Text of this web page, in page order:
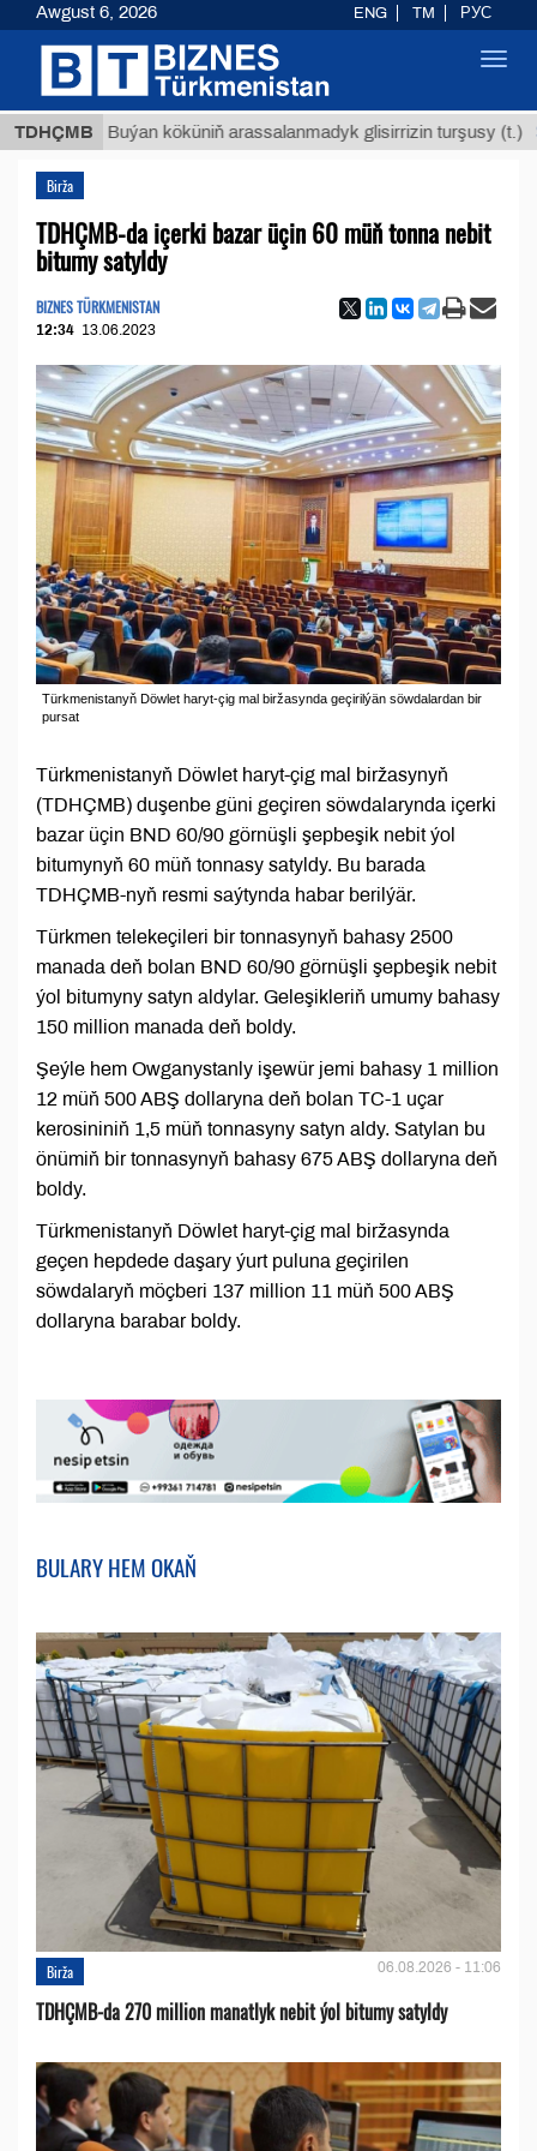
TDHÇMB
Buýan köküniň arassalanmadyk glisirrizin turşusy (t.)
Birža
TDHÇMB-da içerki bazar üçin 60 müň tonna nebit
bitumy satyldy
BIZNES TÜRKMENISTAN
12:34 13.06.2023
Türkmenistanyň Döwlet haryt-çig mal biržasynda geçirilýän söwdalardan bir
pursat
Türkmenistanyň Döwlet haryt-çig mal biržasynyň
(TDHÇMB) duşenbe güni geçiren söwdalarynda içerki
bazar üçin BND 60/90 görnüşli şepbeşik nebit ýol
bitumynyň 60 müň tonnasy satyldy. Bu barada
TDHÇMB-nyň resmi saýtynda habar berilýär.
Türkmen telekeçileri bir tonnasynyň bahasy 2500
manada deň bolan BND 60/90 görnüşli şepbeşik nebit
ýol bitumyny satyn aldylar. Geleşikleriň umumy bahasy
150 million manada deň boldy.
Şeýle hem Owganystanly işewür jemi bahasy 1 million
12 müň 500 ABŞ dollaryna deň bolan TC-1 uçar
kerosininiň 1,5 müň tonnasyny satyn aldy. Satylan bu
önümiň bir tonnasynyň bahasy 675 ABŞ dollaryna deň
boldy.
Türkmenistanyň Döwlet haryt-çig mal biržasynda
geçen hepdede daşary ýurt puluna geçirilen
söwdalaryň möçberi 137 million 11 müň 500 ABŞ
dollaryna barabar boldy.
BULARY HEM OKAŇ
Birža 06.08.2026 - 11:06
TDHÇMB-da 270 million manatlyk nebit ýol bitumy satyldy
Awgust 6, 2026 ENG TM РУС